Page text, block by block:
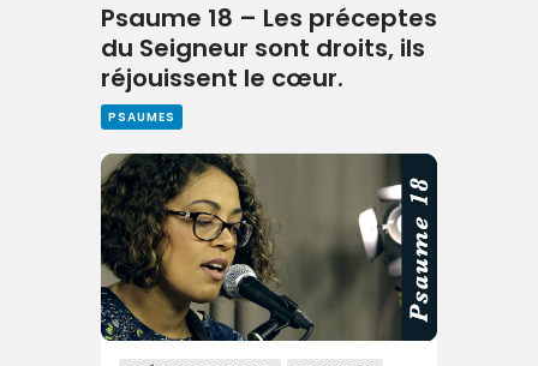
Psaume 18 – Les préceptes
du Seigneur sont droits, ils
réjouissent le cœur.
PSAUMES